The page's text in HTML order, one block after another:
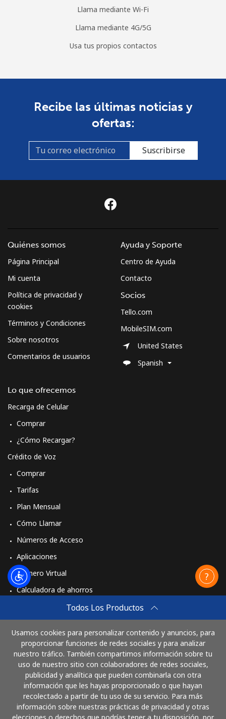
Llama mediante Wi-Fi
Llama mediante 4G/5G
Usa tus propios contactos
Recibe las últimas noticias y
ofertas:
Suscribirse
Todos Los Productos
Usamos cookies para personalizar contenido y anuncios, para
proporcionar funciones de redes sociales y para analizar
nuestro tráfico. También compartimos información sobre tu
uso de nuestro sitio con colaboradores de redes sociales,
publicidad y analítica que pueden combinarla con otra
información que les hayas proporcionado o que hayan
recolectado a partir de tu uso de su servicio. Para más
información sobre nuestras prácticas de privacidad y otras
Quiénes somos
Página Principal
Mi cuenta
Política de privacidad y
cookies
Términos y Condiciones
Sobre nosotros
Comentarios de usuarios
Lo que ofrecemos
Recarga de Celular
Comprar
¿Cómo Recargar?
Crédito de Voz
Comprar
Tarifas
Plan Mensual
Cómo Llamar
Números de Acceso
Aplicaciones
Número Virtual
Calculadora de ahorros
Comprar
Cómo funciona
Ayuda y Soporte
Centro de Ayuda
Contacto
Socios
Tello.com
MobileSIM.com
United States
Spanish
Paga con